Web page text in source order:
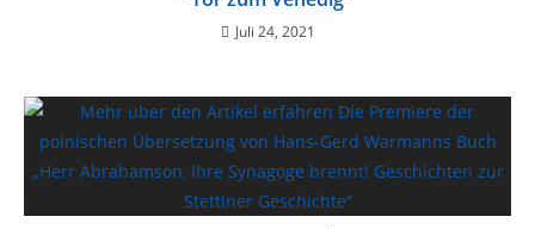
Juli 24, 2021